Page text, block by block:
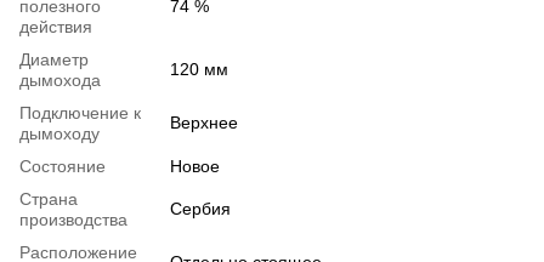
полезного
действия
74 %
Диаметр
дымохода
120 мм
Подключение к
дымоходу
Верхнее
Состояние
Новое
Страна
производства
Сербия
Расположение